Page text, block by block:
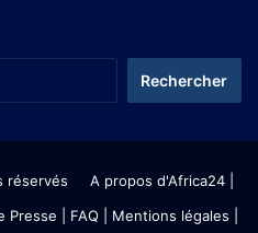
réservés A propos d'Africa24|
Presse | FAQ | Mentions légales